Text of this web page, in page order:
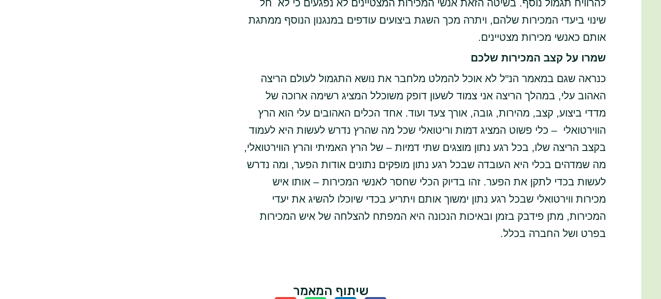
להרוויח תגמול נוסף. בשיטה הזאת אנשי המכירות המצטיינים לא נפגעים כי לא חל
שינוי ביעדי המכירות שלהם, ויתרה מכך השגת ביצועים עודפים במנגנון הנוסף ממתגת
אותם כאנשי מכירות מצטיינים.
שמרו על קצב המכירות שלכם
כנראה שגם במאמר הנ"ל לא אוכל להמלט מלחבר את נושא התגמול לעולם הריצה
האהוב עלי, במהלך הריצה אני צמוד לשעון דופק משוכלל המציג רשימה ארוכה של
מדדי ביצוע, קצב, מהירות, גובה, אורך צעד ועוד. אחד הכלים האהובים עלי הוא הרץ
הווירטואלי – כלי פשוט המציג דמות וריטואלי שכל מה שהרץ נדרש לעשות היא לעמוד
בקצב הריצה שלו, בכל רגע נתון מוצגים שתי דמיות – של הרץ האמיתי והרץ הווירטואלי,
מה שמדהים בכלי היא העובדה שבכל רגע נתון מופקים נתונים אודות הפער, ומה נדרש
לעשות בכדי לתקן את הפער. זהו בדיוק הכלי שחסר לאנשי המכירות – אותו איש
מכירות ווירטואלי שבכל רגע נתון ימשוך אותם ויתריע בכדי שיוכלו להשיג את יעדי
המכירות, מתן פידבק בזמן ובאיכות הנכונה היא המפתח להצלחה של איש המכירות
בפרט ושל החברה בכלל.
שיתוף המאמר